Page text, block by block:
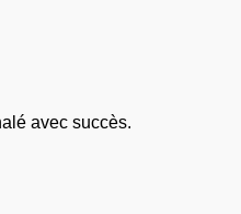
avec succès.